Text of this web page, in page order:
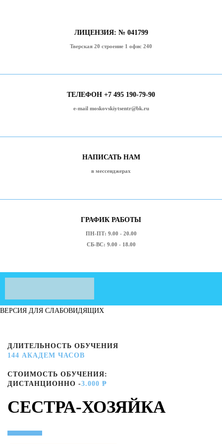
ЛИЦЕНЗИЯ: № 041799
Тверская 20 строение 1 офис 240
ТЕЛЕФОН +7 495 190-79-90
e-mail moskovskiytsentr@bk.ru
НАПИСАТЬ НАМ
в мессенджерах
ГРАФИК РАБОТЫ
ПН-ПТ: 9.00 - 20.00
СБ-ВС: 9.00 - 18.00
ВЕРСИЯ ДЛЯ СЛАБОВИДЯЩИХ
ДЛИТЕЛЬНОСТЬ ОБУЧЕНИЯ
144 АКАДЕМ ЧАСОВ
СТОИМОСТЬ ОБУЧЕНИЯ:
ДИСТАНЦИОННО -3.000 ₱
СЕСТРА-ХОЗЯЙКА